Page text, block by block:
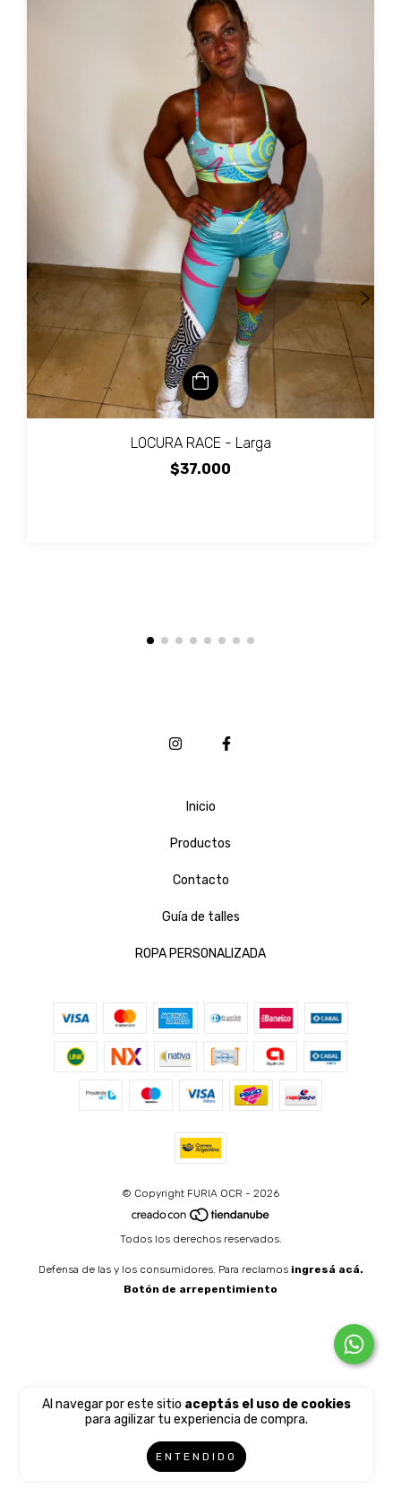
Al navegar por este sitio aceptás el uso de cookies
para agilizar tu experiencia de compra.
ENTENDIDO
LOCURA RACE - Larga
$37.000
Inicio
Productos
Contacto
Guía de talles
ROPA PERSONALIZADA
© Copyright FURIA OCR - 2026
Todos los derechos reservados.
Defensa de las y los consumidores. Para reclamos ingresá acá.
Botón de arrepentimiento